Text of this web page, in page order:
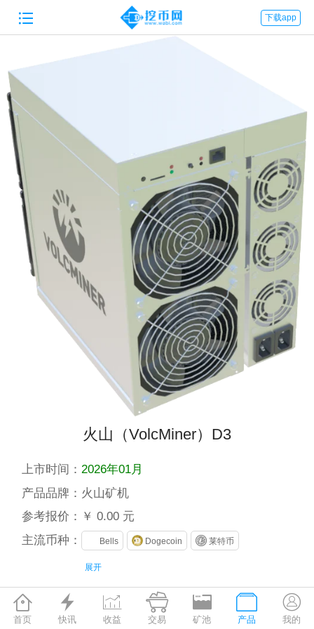
 下载app
火山（VolcMiner）D3
上市时间：2026年01月
产品品牌： 火山矿机
参考报价： ￥ 0.00 元
主流币种：
Bells Dogecoin 莱特币
展开
算力 功耗 能效比
Scrypt 20 Ghash 3580 W 179 W/G

首页

快讯

收益

交易

矿池

产品

我的